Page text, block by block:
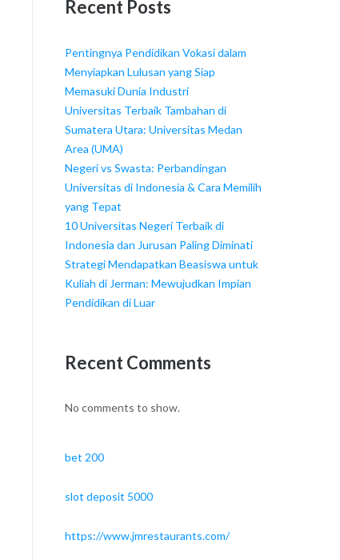
Recent Posts
Pentingnya Pendidikan Vokasi dalam
Menyiapkan Lulusan yang Siap
Memasuki Dunia Industri
Universitas Terbaik Tambahan di
Sumatera Utara: Universitas Medan
Area (UMA)
Negeri vs Swasta: Perbandingan
Universitas di Indonesia & Cara Memilih
yang Tepat
10 Universitas Negeri Terbaik di
Indonesia dan Jurusan Paling Diminati
Strategi Mendapatkan Beasiswa untuk
Kuliah di Jerman: Mewujudkan Impian
Pendidikan di Luar
Recent Comments
No comments to show.
bet 200
slot deposit 5000
https://www.jmrestaurants.com/